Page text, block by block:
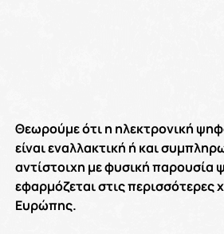
Θεωρούμε ότι η ηλεκτρονική
είναι εναλλακτική ή και
αντίστοιχη με φυσική
εφαρμόζεται στις περισσότερες
Ευρώπης.